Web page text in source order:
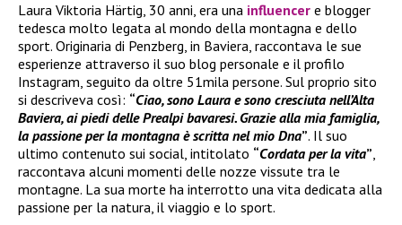
Laura Viktoria Härtig, 30 anni, era una influencer e blogger
tedesca molto legata al mondo della montagna e dello
sport. Originaria di Penzberg, in Baviera, raccontava le sue
esperienze attraverso il suo blog personale e il profilo
Instagram, seguito da oltre 51mila persone. Sul proprio sito
si descriveva così: “Ciao, sono Laura e sono cresciuta nell’Alta
Baviera, ai piedi delle Prealpi bavaresi. Grazie alla mia famiglia,
la passione per la montagna è scritta nel mio Dna”. Il suo
ultimo contenuto sui social, intitolato “Cordata per la vita”,
raccontava alcuni momenti delle nozze vissute tra le
montagne. La sua morte ha interrotto una vita dedicata alla
passione per la natura, il viaggio e lo sport.